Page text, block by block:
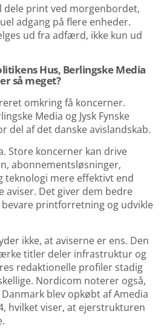
dele print ved morgenbordet,
adgang på flere enheder.
ud fra adfærd, ikke kun ud
Hus, Berlingske Media
så meget?
omkring få koncerner.
Media og Jysk Fynske
del af det danske avislandskab.
Store koncerner kan drive
abonnementsløsninger,
teknologi mere effektivt end
aviser. Det giver dem bedre
printforretning og udvikle
ikke, at aviserne er ens. Den
titler deler infrastruktur og
redaktionelle profiler stadig
Nordicom noterer også,
blev opkøbt af Amedia
hvilket viser, at ejerstrukturen